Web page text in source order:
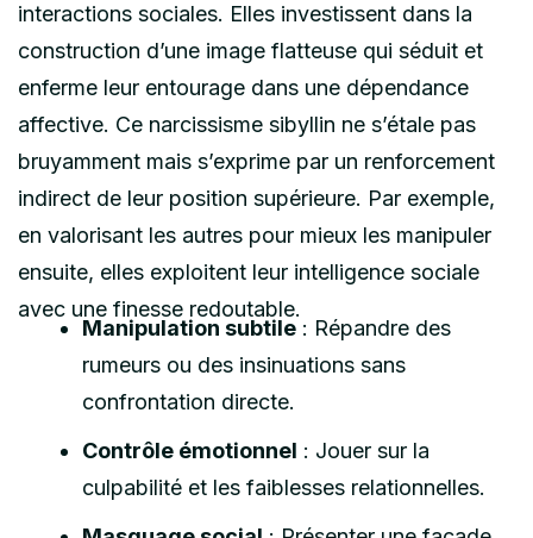
interactions sociales. Elles investissent dans la
construction d’une image flatteuse qui séduit et
enferme leur entourage dans une dépendance
affective. Ce narcissisme sibyllin ne s’étale pas
bruyamment mais s’exprime par un renforcement
indirect de leur position supérieure. Par exemple,
en valorisant les autres pour mieux les manipuler
ensuite, elles exploitent leur intelligence sociale
avec une finesse redoutable.
Manipulation subtile : Répandre des
rumeurs ou des insinuations sans
confrontation directe.
Contrôle émotionnel : Jouer sur la
culpabilité et les faiblesses relationnelles.